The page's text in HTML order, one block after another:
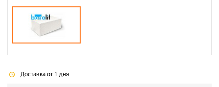
Доставка от 1 дня